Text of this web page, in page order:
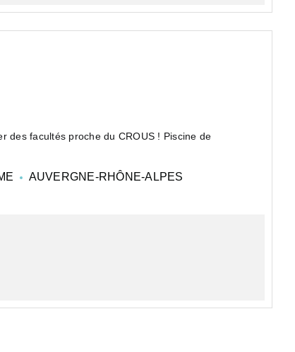
des facultés proche du CROUS ! Piscine de
AUVERGNE-RHÔNE-ALPES